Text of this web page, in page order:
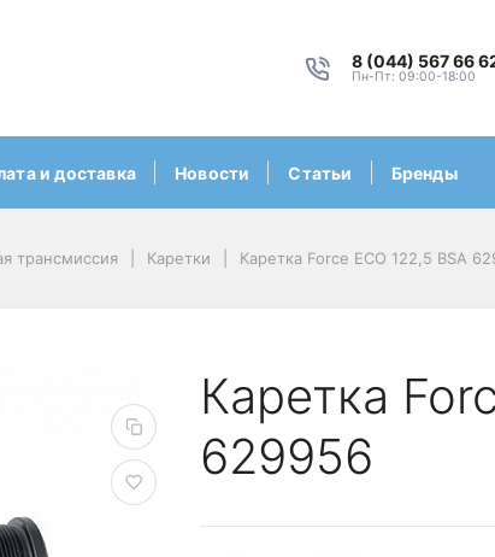
8 (044) 567 66
Пн-Пт: 09:00-18:00
и доставка Новости Статьи Бренды
трансмиссия Каретки Каретка Force ECO 122,5 BSA
Каретка
629956